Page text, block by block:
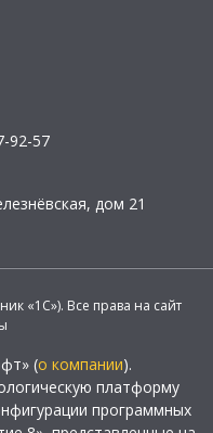
92-57
дом 21
«1С»). Все права на сайт
(о компании).
платформу
программных